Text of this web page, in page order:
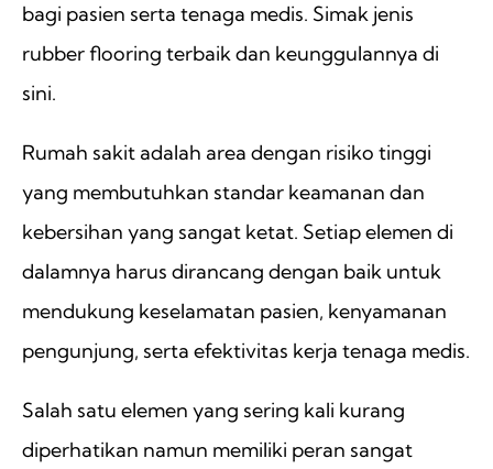
bagi pasien serta tenaga medis. Simak jenis
rubber flooring terbaik dan keunggulannya di
sini.
Rumah sakit adalah area dengan risiko tinggi
yang membutuhkan standar keamanan dan
kebersihan yang sangat ketat. Setiap elemen di
dalamnya harus dirancang dengan baik untuk
mendukung keselamatan pasien, kenyamanan
pengunjung, serta efektivitas kerja tenaga medis.
Salah satu elemen yang sering kali kurang
diperhatikan namun memiliki peran sangat